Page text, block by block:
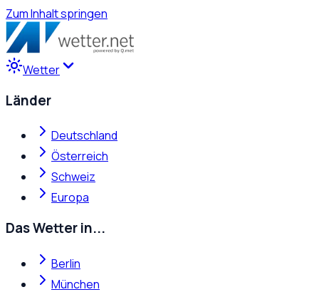
Zum Inhalt springen
Wetter
Länder
Deutschland
Österreich
Schweiz
Europa
Das Wetter in...
Berlin
München